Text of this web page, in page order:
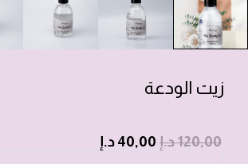
زيت الودعة
120,00د.إ 40,00 د.إ